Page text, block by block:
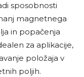
sposobnosti
magnetnega
in popačenja
za aplikacije,
položaja v
poljih.